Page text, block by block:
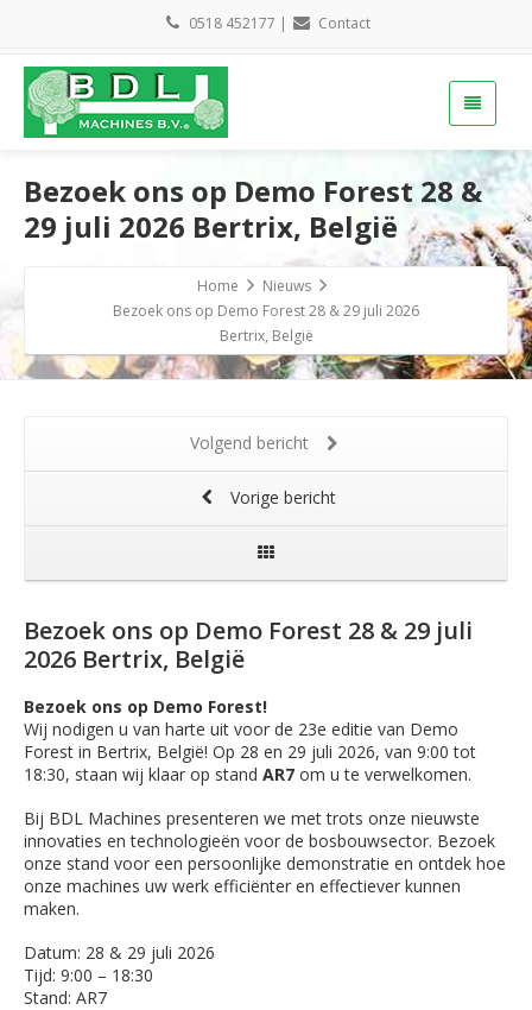
0518 452177 | Contact
Bezoek ons op Demo Forest 28 &
29 juli 2026 Bertrix, België
Home
Nieuws
Bezoek ons op Demo Forest 28 & 29 juli 2026
Bertrix, België
Volgend bericht
Vorige bericht
Bezoek ons op Demo Forest 28 & 29 juli
2026 Bertrix, België
Bezoek ons op Demo Forest!
Wij nodigen u van harte uit voor de 23e editie van Demo
Forest in Bertrix, België! Op 28 en 29 juli 2026, van 9:00 tot
18:30, staan wij klaar op stand AR7 om u te verwelkomen.
Bij BDL Machines presenteren we met trots onze nieuwste
innovaties en technologieën voor de bosbouwsector. Bezoek
onze stand voor een persoonlijke demonstratie en ontdek hoe
onze machines uw werk efficiënter en effectiever kunnen
maken.
Datum: 28 & 29 juli 2026
Tijd: 9:00 – 18:30
Stand: AR7